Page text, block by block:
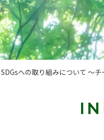
SDGsへの取り組みについて ～